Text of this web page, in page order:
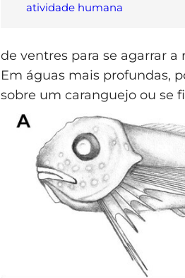
atividade humana
de ventres para se agarrar a
Em águas mais profundas,
sobre um caranguejo ou se